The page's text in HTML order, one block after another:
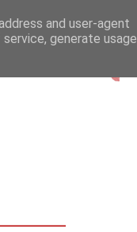
and user-agent
generate usage